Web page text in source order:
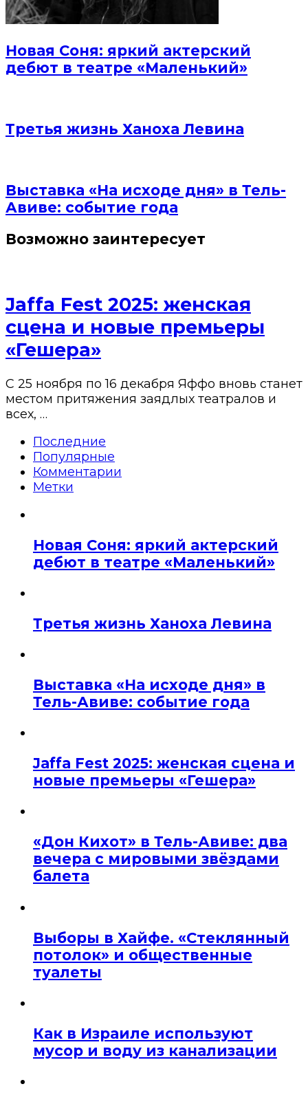
Новая Соня: яркий актерский
дебют в театре «Маленький»
Третья жизнь Ханоха Левина
Выставка «На исходе дня» в Тель-
Авиве: событие года
Возможно заинтересует
Jaffa Fest 2025: женская
сцена и новые премьеры
«Гешера»
С 25 ноября по 16 декабря Яффо вновь станет
местом притяжения заядлых театралов и
всех, …
Последние
Популярные
Комментарии
Метки
Новая Соня: яркий актерский
дебют в театре «Маленький»
Третья жизнь Ханоха Левина
Выставка «На исходе дня» в
Тель-Авиве: событие года
Jaffa Fest 2025: женская сцена и
новые премьеры «Гешера»
«Дон Кихот» в Тель-Авиве: два
вечера с мировыми звёздами
балета
Выборы в Хайфе. «Стеклянный
потолок» и общественные
туалеты
Как в Израиле используют
мусор и воду из канализации